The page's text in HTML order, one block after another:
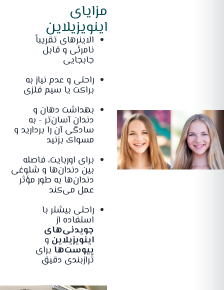
مزایای
اینویزیلاین
الاینرهای تقریباً
نامرئی و قابل
جابجایی
راحتی و عدم نیاز به
براکت یا سیم فلزی
بهداشت دهان و
دندان آسان‌تر - به
سادگی آن را بردارید و
مسواک بزنید
برای اوربایت، فاصله
بین دندان‌ها و شلوغی
دندان‌ها به طور مؤثر
عمل می‌کند
راحتی بیشتر با
استفاده از
جویدنی‌های
اینویزیلاین و
پیوست‌ها برای
ترازبندی دقیق